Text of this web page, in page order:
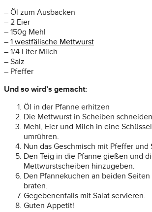
– Öl zum Ausbacken
– 2 Eier
– 150g Mehl
– 1 westfälische Mettwurst
– 1/4 Liter Milch
– Salz
– Pfeffer
Und so wird’s gemacht:
Öl in der Pfanne erhitzen
Die Mettwurst in Scheiben schneiden
Mehl, Eier und Milch in eine
umrühren.
Nun das Geschmisch mit Pfeffer und
Den Teig in die Pfanne gießen und
Mettwurstscheiben hinzugeben.
Den Pfannekuchen an beiden
braten.
Gegebenenfalls mit Salat servieren.
Guten Appetit!